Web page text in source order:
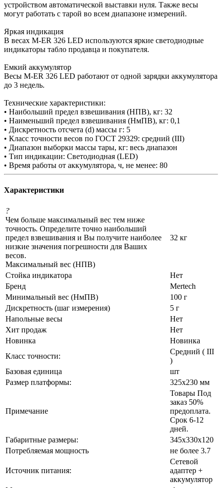
устройством автоматической выставки нуля. Также весы
могут работать с тарой во всем диапазоне измерений.
Яркая индикация
В весах M-ER 326 LED используются яркие светодиодные
индикаторы табло продавца и покупателя.
Емкий аккумулятор
Весы M-ER 326 LED работают от одной зарядки аккумулятора
до 3 недель.
Технические характеристики:
• Наибольший предел взвешивания (НПВ), кг: 32
• Наименьший предел взвешивания (НмПВ), кг: 0,1
• Дискретность отсчета (d) массы г: 5
• Класс точности весов по ГОСТ 29329: средний (III)
• Диапазон выборки массы тары, кг: весь диапазон
• Тип индикации: Светодиодная (LED)
• Время работы от аккумулятора, ч, не менее: 80
Характеристики
?
Чем больше максимальный вес тем ниже
точность. Определите точно наибольший
предел взвешивания и Вы получите наиболее
низкие значения погрешности для Ваших
весов.
Максимальный вес (НПВ)
32 кг
Стойка индикатора
Нет
Бренд
Mertech
Минимальный вес (НмПВ)
100 г
Дискретность (шаг измерения)
5 г
Напольные весы
Нет
Хит продаж
Нет
Новинка
Новинка
Класс точности:
Средний ( III
)
Базовая единица
шт
Размер платформы:
325х230 мм
Примечание
Товары Под
заказ 50%
предоплата.
Срок 6-12
дней.
Габаритные размеры:
345х330х120
Потребляемая мощность
не более 3.7
Источник питания:
Сетевой
адаптер +
аккумулятор